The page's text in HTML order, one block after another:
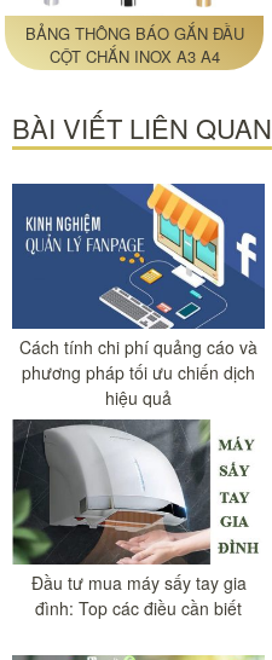
BẢNG THÔNG BÁO GẮN ĐẦU
CỘT CHẮN INOX A3 A4
BÀI VIẾT LIÊN QUAN
Cách tính chi phí quảng cáo và
phương pháp tối ưu chiến dịch
hiệu quả
Đầu tư mua máy sấy tay gia
đình: Top các điều cần biết